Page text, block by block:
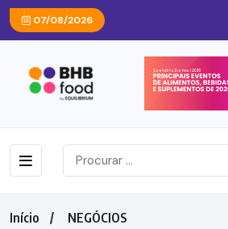
07/08/2026
Início
NEGÓCIOS